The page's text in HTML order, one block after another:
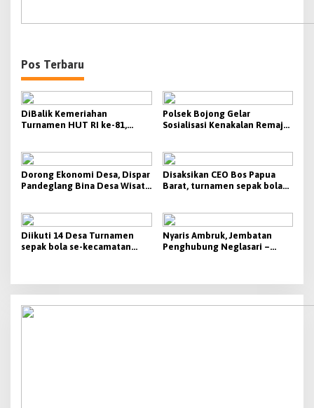
Pos Terbaru
DiBalik Kemeriahan
Turnamen HUT RI ke-81,
Lapangan
Polsek Bojong Gelar
Sosialisasi Kenakalan Remaja
Dorong Ekonomi Desa, Dispar
Pandeglang Bina Desa Wisata
Disaksikan CEO Bos Papua
Barat, turnamen sepak bola
Diikuti 14 Desa Turnamen
sepak bola se-kecamatan
Nyaris Ambruk, Jembatan
Penghubung Neglasari –